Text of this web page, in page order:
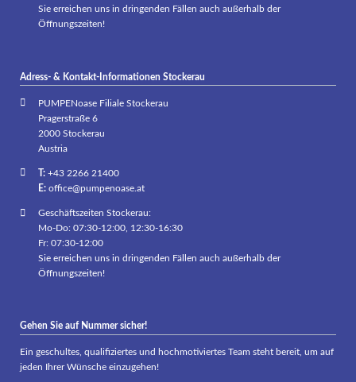
Sie erreichen uns in dringenden Fällen auch außerhalb der
Öffnungszeiten!
Adress- & Kontakt-Informationen Stockerau
PUMPENoase Filiale Stockerau
Pragerstraße 6
2000 Stockerau
Austria
T:+43 2266 21400
E: office@pumpenoase.at
Geschäftszeiten Stockerau:
Mo-Do: 07:30-12:00, 12:30-16:30
Fr: 07:30-12:00
Sie erreichen uns in dringenden Fällen auch außerhalb der
Öffnungszeiten!
Gehen Sie auf Nummer sicher!
Ein geschultes, qualifiziertes und hochmotiviertes Team steht bereit, um auf
jeden Ihrer Wünsche einzugehen!